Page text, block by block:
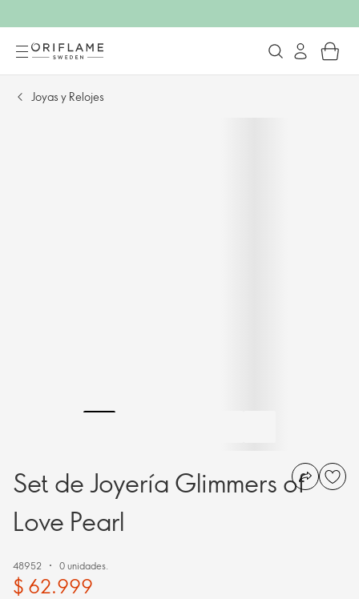
Joyas y Relojes
Set de Joyería Glimmers of
Love Pearl
48952 0 unidades.
$ 62.999